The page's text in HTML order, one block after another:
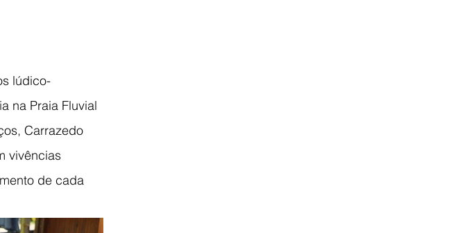
lúdico-
na Praia Fluvial
Carrazedo
vivências
de cada